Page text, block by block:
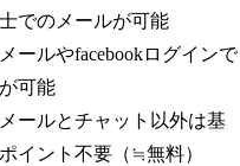
でのメールが可能
ールやfacebookログインで
可能
ールとチャット以外は基
イント不要（≒無料）